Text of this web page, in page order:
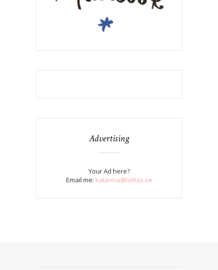
Advertising
Your Ad here?
Email me: katarina@lolitas.se